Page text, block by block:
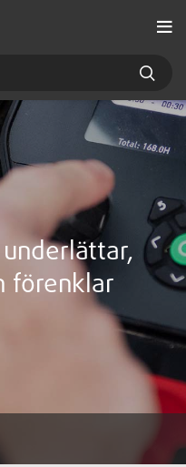
förenklar